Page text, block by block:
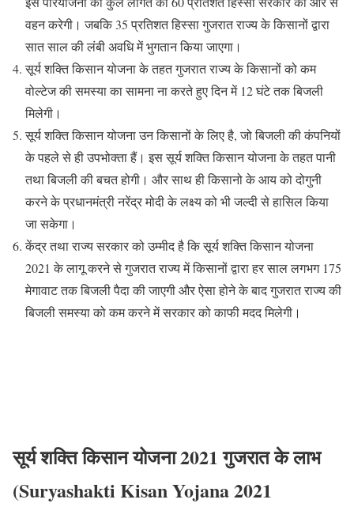
वहन करेगी। जबकि 35 प्रतिशत हिस्सा गुजरात राज्य के किसानों द्वारा
सात साल की लंबी अवधि में भुगतान किया जाएगा।
सूर्य शक्ति किसान योजना के तहत गुजरात राज्य के किसानों को कम
वोल्टेज की समस्या का सामना ना करते हुए दिन में 12 घंटे तक बिजली
मिलेगी।
सूर्य शक्ति किसान योजना उन किसानों के लिए है, जो बिजली की कंपनियों
के पहले से ही उपभोक्ता हैं। इस सूर्य शक्ति किसान योजना के तहत पानी
तथा बिजली की बचत होगी। और साथ ही किसानो के आय को दोगुनी
करने के प्रधानमंत्री नरेंद्र मोदी के लक्ष्य को भी जल्दी से हासिल किया
जा सकेगा।
केंद्र तथा राज्य सरकार को उम्मीद है कि सूर्य शक्ति किसान योजना
2021 के लागू करने से गुजरात राज्य में किसानों द्वारा हर साल लगभग 175
मेगावाट तक बिजली पैदा की जाएगी और ऐसा होने के बाद गुजरात राज्य की
बिजली समस्या को कम करने में सरकार को काफी मदद मिलेगी।
सूर्य शक्ति किसान योजना 2021 गुजरात के लाभ
(Suryashakti Kisan Yojana 2021